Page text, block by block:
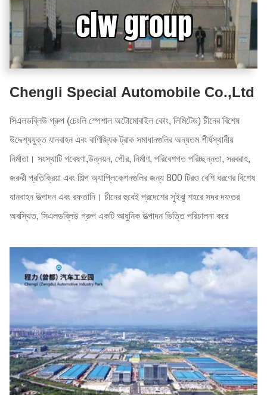
Chengli Special Automobile Co.,Ltd
সিএলডব্লিউ গ্রুপ (চেংলি স্পেশাল অটোমোবাইল কোং, লিমিটেড) চীনের বিশেষ
উদ্দেশ্যযুক্ত যানবাহন এবং বাণিজ্যিক ট্রাক সমাধানগুলির অন্যতম শীর্ষস্থানীয়
নির্মাতা। সংস্থাটি গবেষণা,উন্নয়ন, পৌর, নির্মাণ, পরিবেশগত পরিচ্ছন্নতা, সরবরাহ,
জরুরী প্রতিক্রিয়া এবং শিল্প অ্যাপ্লিকেশনগুলির জন্য 800 টিরও বেশি ধরণের বিশেষ
যানবাহন উত্পাদন এবং রফতানি। চীনের হুবেই প্রদেশের সুইঝু শহরে সদর দফতর
অবস্থিত, সিএলডব্লিউ গ্রুপ একটি আধুনিক উত্পাদন ভিত্তি পরিচালনা করে